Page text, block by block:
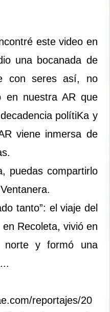
este video en
una bocanada de
con seres así, no
en nuestra AR que
polítiKa y
viene inmersa de
puedas compartirlo
tanto”: el viaje del
Recoleta, vivió en
norte y formó una
reportajes/20